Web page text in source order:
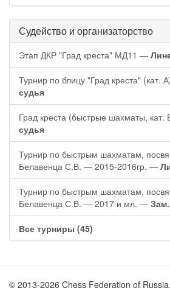
Судейство и организаторство
Этап ДКР "Град креста" МД11 —
Турнир по блицу "Град креста" (кат.
судья
Град креста (быстрые шахматы,
судья
Турнир по быстрым шахматам,
Белавенца С.В. — 2015-2016гр. —
Турнир по быстрым шахматам,
Белавенца С.В. — 2017 и мл. —
Все турниры (45)
© 2013-2026 Chess Federation of